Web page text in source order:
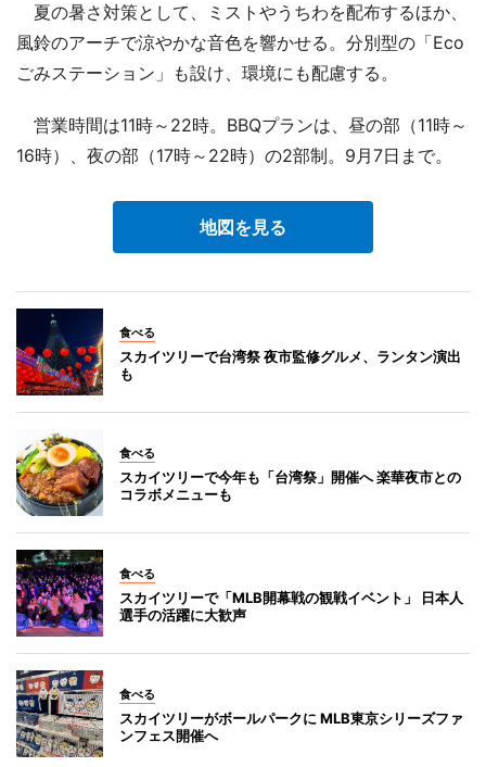
夏の暑さ対策として、ミストやうちわを配布するほか、
風鈴のアーチで涼やかな音色を響かせる。分別型の「Eco
ごみステーション」も設け、環境にも配慮する。
営業時間は11時～22時。BBQプランは、昼の部（11時～
16時）、夜の部（17時～22時）の2部制。9月7日まで。
地図を見る
食べる
スカイツリーで台湾祭 夜市監修グルメ、ランタン演出
も
食べる
スカイツリーで今年も「台湾祭」開催へ 楽華夜市との
コラボメニューも
食べる
スカイツリーで「MLB開幕戦の観戦イベント」 日本人
選手の活躍に大歓声
食べる
スカイツリーがボールパークに MLB東京シリーズファ
ンフェス開催へ